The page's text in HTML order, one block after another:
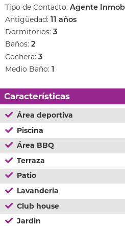
Tipo de Contacto: Agente
Antigüedad: 11 años
Dormitorios: 3
Baños: 2
Cochera: 3
Medio Baño: 1
Características
Área deportiva
Piscina
Área BBQ
Terraza
Patio
Lavanderia
Club house
Jardin